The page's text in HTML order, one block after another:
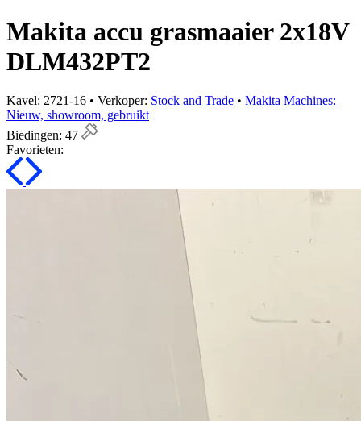
Makita accu grasmaaier 2x18V
DLM432PT2
Kavel: 2721-16 • Verkoper: Stock and Trade • Makita Machines:
Nieuw, showroom, gebruikt
Biedingen: 47
Favorieten: